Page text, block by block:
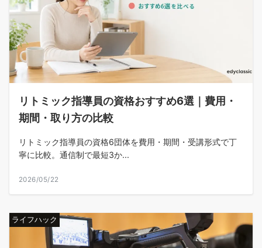
リトミック指導員の資格おすすめ6選｜費用・
期間・取り方の比較
リトミック指導員の資格6団体を費用・期間・受講形式で丁
寧に比較。通信制で最短3か...
2026/05/22
ライフハック